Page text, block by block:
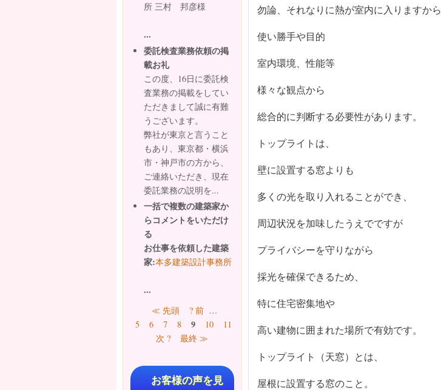
勿論、それなりに熱が室内に入りますから
使い勝手や目的
室内環境、性能等
様々な観点から
総合的に判断する必要性があります。
トップライトは、
壁に設置する窓よりも
多くの光を取り入れることができ、
周辺状況を加味したうえでですが
プライバシーを守りながら
採光を確保できるため、
特に住宅密集地や
高い建物に囲まれた場所で有効です。
トップライト（天窓）とは、
屋根に設置する窓のこと。
所 三村 邦彦様
...
委託検査業務依頼の掲
載お礼
この度、16日に委託検
査業務の掲載をしてい
ただきまして誠に有難
うございます。
弊社が東京と言うこと
もあり、東京都・横浜
市・神戸市の方から、
ご連絡いただき、現在
委託業務の説明を...
一括で複数の建築家か
らコメントをいただけ
る
お仕事を依頼した建築
家:本多建築設計事務所
...
ページ≪ 先頭 ? 前 …
5
6 7 8 9 10 11 13
…
次 ?
最終 ≫
お客様の声を見